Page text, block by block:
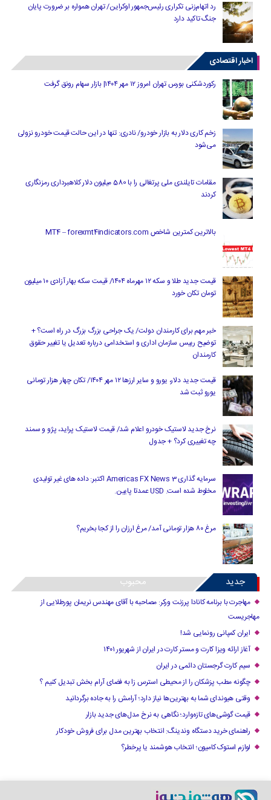
رد اتهام‌زنی تکراری رئیس‌جمهور اوکراین/ تهران همواره بر ضرورت پایان
جنگ تاکید دارد
اخبار اقتصادی
رکوردشکنی بورس تهران امروز ۱۲ مهر ۱۴۰۴| بازار سهام رونق گرفت
زخم کاری دلار به بازار خودرو/ نادری: تنها در این حالت قیمت خودرو نزولی
می‌شود
مقامات تایلندی ملی پرتغالی را با 580 میلیون دلار کلاهبرداری رمزنگاری
کردند
بالاترین کمترین شاخص MT4 – forexmt4indicators.com
قیمت جدید طلا و سکه ۱۲ مهرماه ۱۴۰۴/ قیمت سکه بهار آزادی ۱۰ میلیون
تومان تکان خورد
خبر مهم برای کارمندان دولت/ یک جراحی بزرگ بزرگ در راه است؟ +
توضیح رییس سازمان اداری و استخدامی درباره تعدیل یا تغییر حقوق
کارمندان
قیمت جدید دلار، یورو و سایر ارزها ۱۲ مهر ۱۴۰۴/ تکان چهار هزار تومانی
یورو ثبت شد
نرخ جدید لاستیک خودرو اعلام شد/ قیمت لاستیک پراید، پژو و سمند
چه تغییری کرد؟ + جدول
سرمایه گذاری Americas FX News 3 اکتبر: داده های غیر تولیدی
مخلوط شده است. USD عمدتا پایین.
مرغ ۸۰ هزار تومانی آمد/ مرغ ارزان را از کجا بخریم؟
جدید محبوب
مهاجرت با برنامه کانادا پرزنت ورکر: مصاحبه با آقای مهندس نریمان پورطلایی از
مهاجریست
ایران کمپانی رونمایی شد!
آغاز ارائه ویزا کارت و مستر کارت در ایران از شهریور ۱۴۰۱
سیم کارت گرجستان دائمی در ایران
چگونه مطب پزشکان را از محیطی استرس زا به فضای آرام بخش تبدیل کنیم ؟
وقتی هیوندای شما به بهترین‌ها نیاز دارد؛ آرامش را به جاده برگردانید
قیمت گوشی‌های تازه‌وارد؛ نگاهی به نرخ مدل‌های جدید بازار
راهنمای خرید دستگاه وندینگ: انتخاب بهترین مدل برای فروش خودکار
لوازم استوک کامیون؛ انتخاب هوشمند یا پرخطر؟